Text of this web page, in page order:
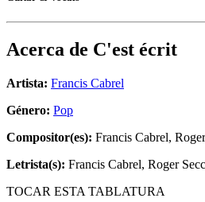
Acerca de C'est écrit
Artista: Francis Cabrel
Género: Pop
Compositor(es): Francis Cabrel,
Letrista(s): Francis Cabrel, Roger
TOCAR ESTA TABLATURA